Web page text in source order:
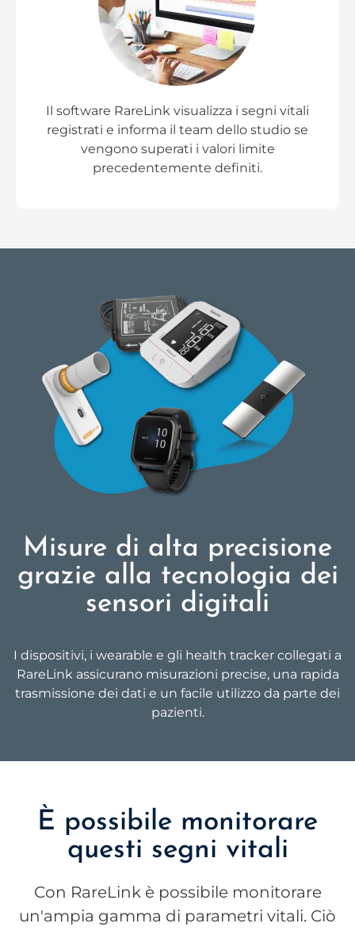
Il software RareLink visualizza i segni vitali
registrati e informa il team dello studio se
vengono superati i valori limite
precedentemente definiti.
Misure di alta precisione
grazie alla tecnologia dei
sensori digitali
I dispositivi, i wearable e gli health tracker collegati a
RareLink assicurano misurazioni precise, una rapida
trasmissione dei dati e un facile utilizzo da parte dei
pazienti.
È possibile monitorare
questi segni vitali
Con RareLink è possibile monitorare
un'ampia gamma di parametri vitali. Ciò